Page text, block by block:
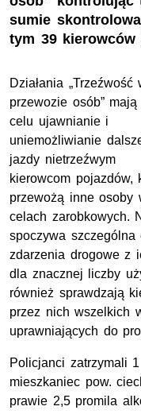
sumie
tym 39
Działania „Trzeźwość
przewozie osób” mają
celu ujawnianie i
uniemożliwianie
jazdy nietrzeźwym
kierowcom pojazdów,
przewożą inne osoby
celach zarobkowych.
spoczywa
zdarzenia drogowe z
dla znacznej liczby
również sprawdzają
przez nich wszelkich
uprawniających do
Policjanci zatrzymali
mieszkaniec pow.
prawie 2,5 promila